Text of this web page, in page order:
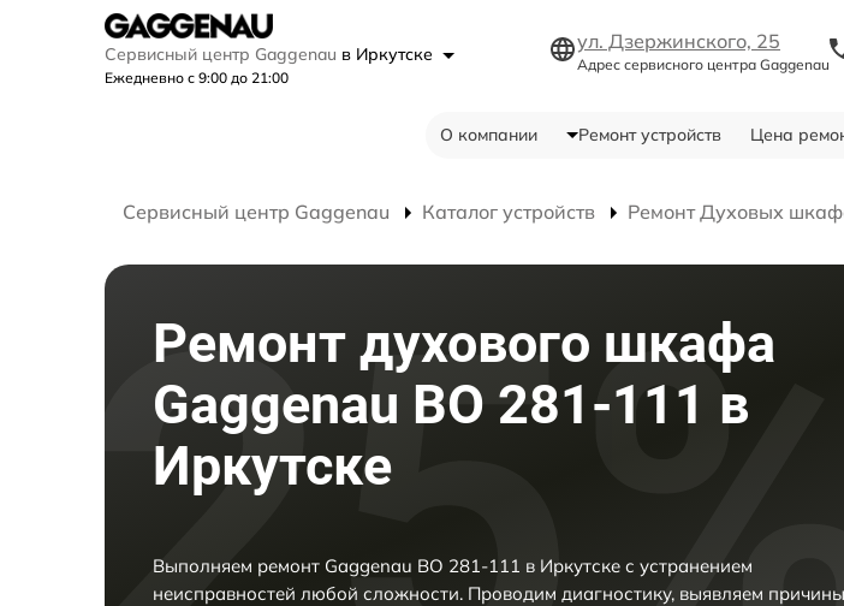
Сервисный центр Gaggenau в Иркутске
Ежедневно с 9:00 до 21:00
ул. Дзержинского, 25
Адрес сервисного центра Gaggenau
О компании Ремонт устройств Цена
Сервисный центр Gaggenau Каталог устройств Ремонт Духовых
Ремонт духового шкафа
Gaggenau BO 281-111 в
Иркутске
Выполняем ремонт Gaggenau BO 281-111 в Иркутске с устранением
неисправностей любой сложности. Проводим диагностику, выявляем причины